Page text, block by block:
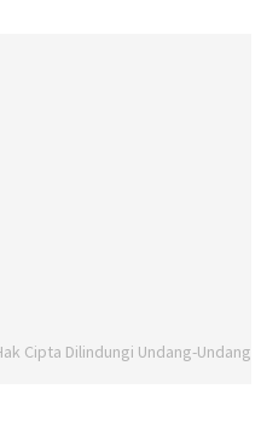
Cipta Dilindungi Undang-Undang